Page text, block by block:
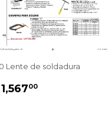
Lente de soldadura
00